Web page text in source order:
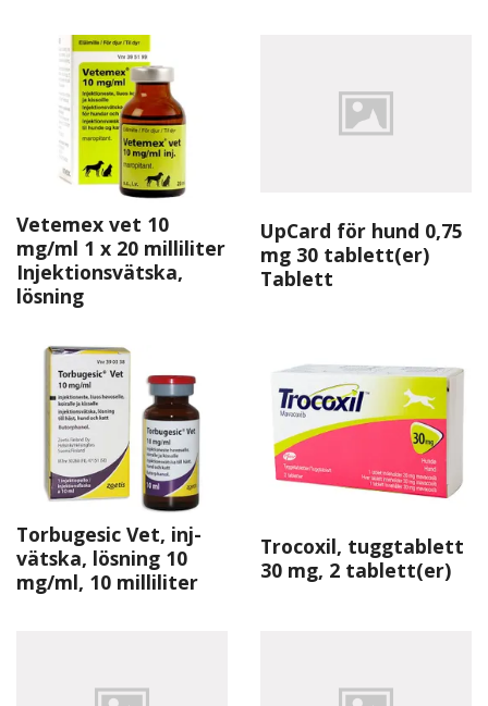
Vetemex vet 10
mg/ml 1 x 20 milliliter
Injektionsvätska,
lösning
UpCard för hund 0,75
mg 30 tablett(er)
Tablett
Torbugesic Vet, inj-
vätska, lösning 10
mg/ml, 10 milliliter
Trocoxil, tuggtablett
30 mg, 2 tablett(er)